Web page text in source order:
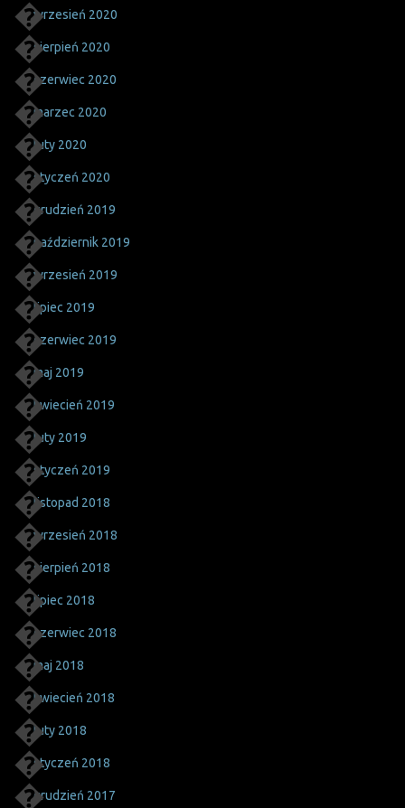
wrzesień 2020
sierpień 2020
czerwiec 2020
marzec 2020
luty 2020
styczeń 2020
grudzień 2019
październik 2019
wrzesień 2019
lipiec 2019
czerwiec 2019
maj 2019
kwiecień 2019
luty 2019
styczeń 2019
listopad 2018
wrzesień 2018
sierpień 2018
lipiec 2018
czerwiec 2018
maj 2018
kwiecień 2018
luty 2018
styczeń 2018
grudzień 2017